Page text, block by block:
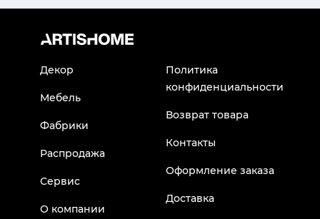
Декор
Мебель
Фабрики
Распродажа
Сервис
О компании
Политика
конфиденциальности
Возврат товара
Контакты
Оформление заказа
Доставка